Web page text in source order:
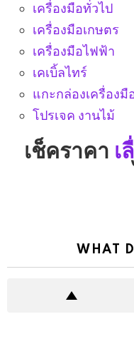
เครื่องมือทั่วไป
เครื่องมือเกษตร
เครื่องมือไฟฟ้า
เคเบิ้ลไทร์
แกะกล่องเครื่องมื
โปรเจค งานไม้
เช็คราคา เ
WHAT